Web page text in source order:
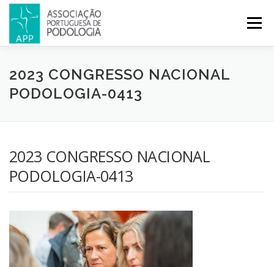
Menu
APP PODOLOGIA LICENCIATURA EM PODOLOGIA
CONGRESSOS REVISTA CONTACTOS
2023 CONGRESSO NACIONAL
PODOLOGIA-0413
2023 CONGRESSO NACIONAL
PODOLOGIA-0413